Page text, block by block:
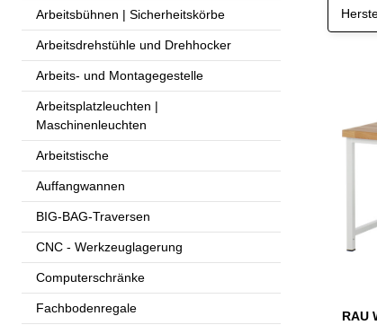
Arbeitsbühnen | Sicherheitskörbe
Arbeitsdrehstühle und Drehhocker
Arbeits- und Montagegestelle
Arbeitsplatzleuchten |
Maschinenleuchten
Arbeitstische
Auffangwannen
BIG-BAG-Traversen
CNC - Werkzeuglagerung
Computerschränke
Fachbodenregale